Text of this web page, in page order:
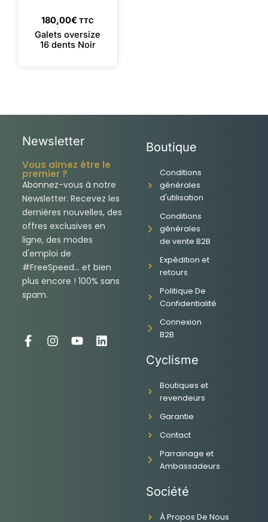
180,00€ TTC
Galets oversize
16 dents Noir
Newsletter
Vous aimez être le
premier ?
Abonnez-vous à notre
Newsletter. Recevez les
dernières nouvelles, des
offres exclusives en
ligne, des modes
d'emploi de
#FreeSpeed... et bien
plus encore ! 100% sans
spam.
F
I
Y
L
Boutique
Conditions
générales
d'utilisation
Conditions
générales
de vente B2B
Expédition et
retours
Politique De
Confidentialité
Connexion
B2B
Cyclisme
Boutiques et
revendeurs
Garantie
Contact
Parrainage et
Ambassadeurs
Société
À Propos De Nous